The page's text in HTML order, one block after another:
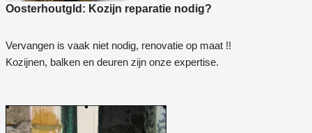
Oosterhoutgld: Kozijn reparatie nodig?
Vervangen is vaak niet nodig, renovatie op maat !!
Kozijnen, balken en deuren zijn onze expertise.